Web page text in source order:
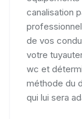
canalisation
de vos
votre
wc et
méthode du
qui lui sera